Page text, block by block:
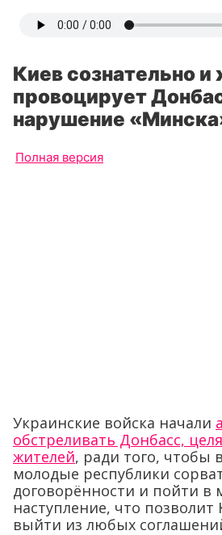
Киев сознательно и
провоцирует
нарушение
Полная версия
Украинские войска начали
обстреливать Донбасс,
жителей, ради того, чтобы
молодые республики
договорённости и пойти в
наступление, что позволит
выйти из любых